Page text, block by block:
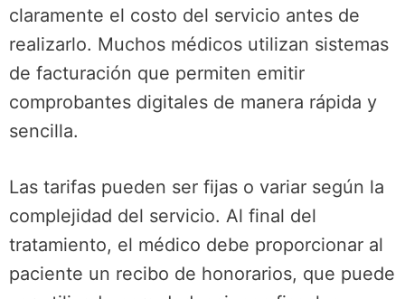
claramente el costo del servicio antes de
realizarlo. Muchos médicos utilizan sistemas
de facturación que permiten emitir
comprobantes digitales de manera rápida y
sencilla.
Las tarifas pueden ser fijas o variar según la
complejidad del servicio. Al final del
tratamiento, el médico debe proporcionar al
paciente un recibo de honorarios, que puede